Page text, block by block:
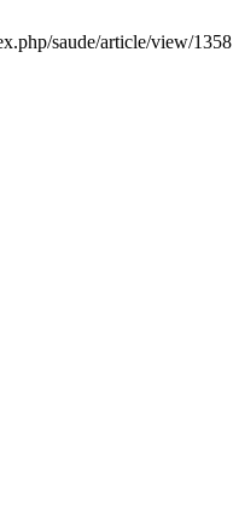
saude/article/view/1358